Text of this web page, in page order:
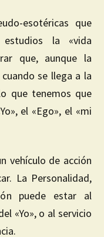
esotéricas que
la «vida
que, aunque la
se llega a la
que tenemos que
el «Ego», el «mi
vehículo de acción
La Personalidad,
puede estar al
«Yo», o al servicio